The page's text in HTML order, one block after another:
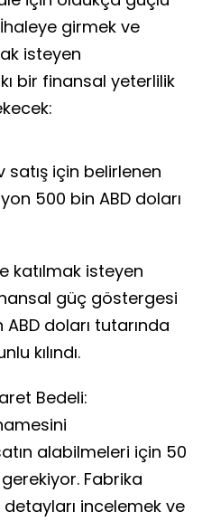
girmek ve
isteyen
bir finansal yeterlilik
satış için belirlenen
500 bin ABD doları
katılmak isteyen
güç göstergesi
doları tutarında
kılındı.
Bedeli:
alabilmeleri için 50
Fabrika
detayları incelemek ve